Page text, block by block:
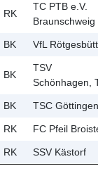
RK
TC PTB e.V.
Braunschweig
BK VfL
BK
TSV
Schönhagen,
BK TSC Göttingen
RK FC Pfeil
RK SSV Kästorf